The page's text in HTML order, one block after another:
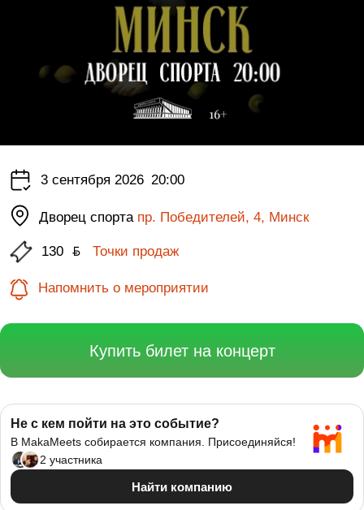
3 сентября 2026 20:00
Дворец спорта пр. Победителей, 4, Минск
130 ƃ Точки продаж
Напомнить о мероприятии
Купить билет на концерт